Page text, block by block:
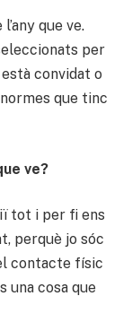
que ve.
per
convidat o
que tinc
ve?
tot i per fi ens
perquè jo sóc
contacte físic
una cosa que